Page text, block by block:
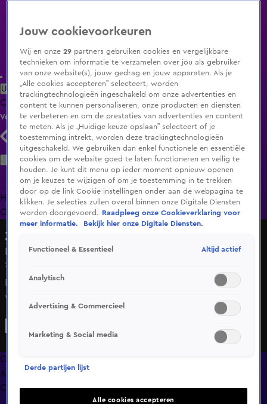
Uitzending Gemist Populaire programma's Zenders Genres
ClipsFilmsRadioSmart TV inlogShop
Volg KIJK
Zoeken
HomeUitzending Gemist Programma's De Bondgenoten
OranjezomerLivestreamsShop
3 Minutes of Fame: It's Your Lucky Day
Dennis - Can You Feel the Love Tonight
23 nov 2024, 19:59
Dennis zingt het nummer Can You Feel the Love Tonight
van Elton John.
Overzicht
Afleveringen
Clips
Jouw cookievoorkeuren
Wij en onze29 partners gebruiken cookies en vergelijkbare
technieken om informatie te verzamelen over jou als gebruiker
van onze website(s), jouw gedrag en jouw apparaten. Als je
„Alle cookies accepteren” selecteert, worden
trackingtechnologieën ingeschakeld om onze advertenties en
content te kunnen personaliseren, onze producten en diensten
te verbeteren en om de prestaties van advertenties en content
te meten. Als je „Huidige keuze opslaan” selecteert of je
toestemming intrekt, worden deze trackingtechnologieën
uitgeschakeld. We gebruiken dan enkel functionele en essentiële
cookies om de website goed te laten functioneren en veilig te
houden. Je kunt dit menu op ieder moment opnieuw openen
om je keuzes te wijzigen of om je toestemming in te trekken
door op de link Cookie-instellingen onder aan de webpagina te
klikken. Je selecties zullen overal binnen onze Digitale Diensten
worden doorgevoerd.
Raadpleeg onze Cookieverklaring voor
meer informatie.
Bekijk hier onze Digitale Diensten.
Functioneel & Essentieel Altijd actief
Analytisch
Advertising & Commercieel
Marketing & Social media
Derde partijen lijst
Alle cookies accepteren